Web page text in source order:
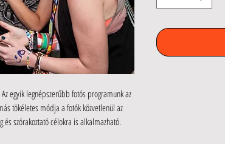
egyik legnépszerűbb fotós programunk az
tökéletes módja a fotók közvetlenül az
szórakoztató célokra is alkalmazható.